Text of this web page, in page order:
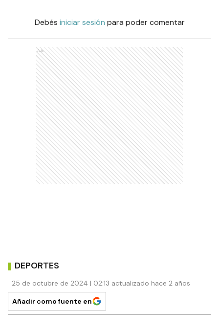
Debés iniciar sesión para poder comentar
Ads
DEPORTES
25 de octubre de 2024 | 02:13 actualizado hace 2 años
Añadir como fuente en